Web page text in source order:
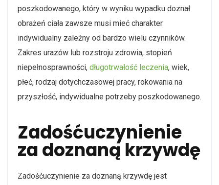
poszkodowanego, który w wyniku wypadku doznał
obrażeń ciała zawsze musi mieć charakter
indywidualny zależny od bardzo wielu czynników.
Zakres urazów lub rozstroju zdrowia, stopień
niepełnosprawności, długotrwałość leczenia, wiek,
płeć, rodzaj dotychczasowej pracy, rokowania na
przyszłość, indywidualne potrzeby poszkodowanego.
Zadośćuczynienie
za doznaną krzywdę
Zadośćuczynienie za doznaną krzywdę jest